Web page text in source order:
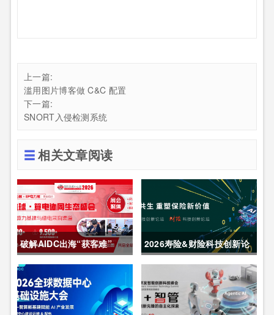
上一篇:
滥用图片博客做 C&C 配置
下一篇:
SNORT入侵检测系统
相关文章阅读
破解AIDC出海“获客难”
CDCE2026数据中心展
以“算电协同”重构全球算力
2026寿险&财险科技创新论
坛圆满举办